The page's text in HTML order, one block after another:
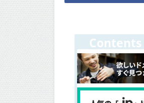
Contents